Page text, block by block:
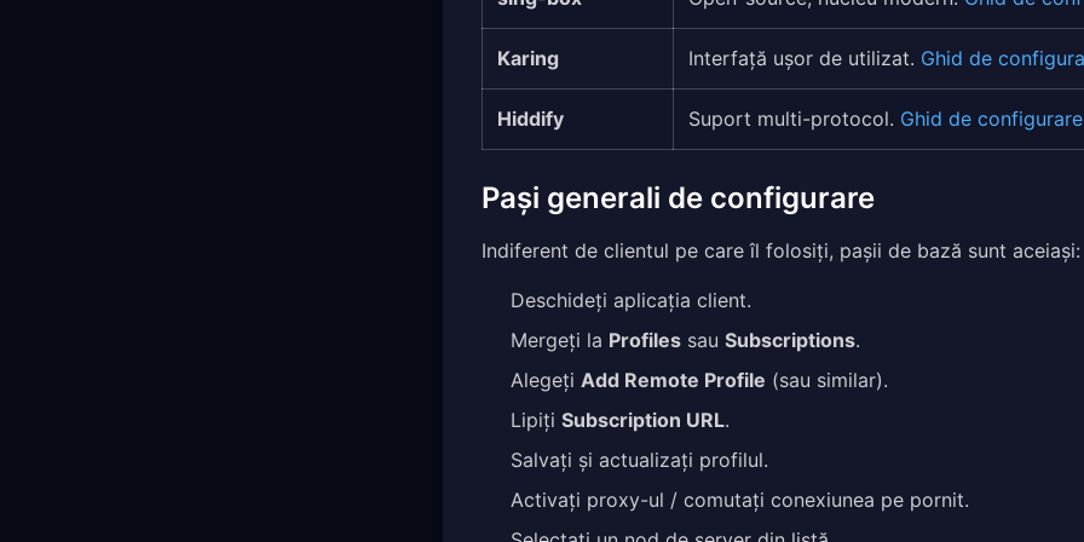
Karing Interfață ușor de utilizat. Ghid de
Hiddify Suport multi-protocol. Ghid de
Pași generali de configurare
Indiferent de clientul pe care îl folosiți, pașii de bază sunt aceiași:
Deschideți aplicația client.
Mergeți la Profiles sau Subscriptions.
Alegeți Add Remote Profile (sau similar).
Lipiți Subscription URL.
Salvați și actualizați profilul.
Activați proxy-ul / comutați conexiunea pe pornit.